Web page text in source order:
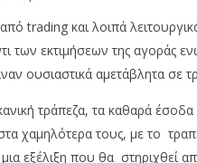
11/2025
pressroom
trading και λοιπά
των εκτιμήσεων της αγοράς
ουσιαστικά αμετάβλητα σε
τράπεζα, τα καθαρά
χαμηλότερα τους, με το
εξέλιξη που θα στηριχθεί